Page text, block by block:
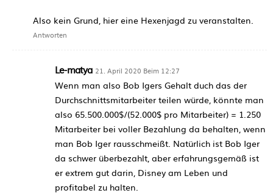
Also kein Grund, hier eine Hexenjagd zu veranstalten.
Antworten
Le-matya 21. April 2020 Beim 12:27
Wenn man also Bob Igers Gehalt duch das der
Durchschnittsmitarbeiter teilen würde, könnte man
also 65.500.000$/(52.000$ pro Mitarbeiter) = 1.250
Mitarbeiter bei voller Bezahlung da behalten, wenn
man Bob Iger rausschmeißt. Natürlich ist Bob Iger
da schwer überbezahlt, aber erfahrungsgemäß ist
er extrem gut darin, Disney am Leben und
profitabel zu halten.